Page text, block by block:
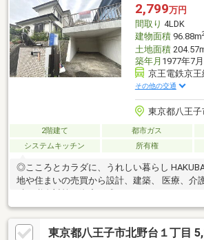
2,799万円
間取り 4LDK
建物面積96.88m
土地面積
築年月 1977年7
京王電鉄京王
その他の交通
東京都八王子
2階建て 都市ガス
システムキッチン
所有権
◎こころとカラダに、うれしい暮らし
地や住まいの売買から設計、建築、 医療、介
東京都八王子市北野台１丁目